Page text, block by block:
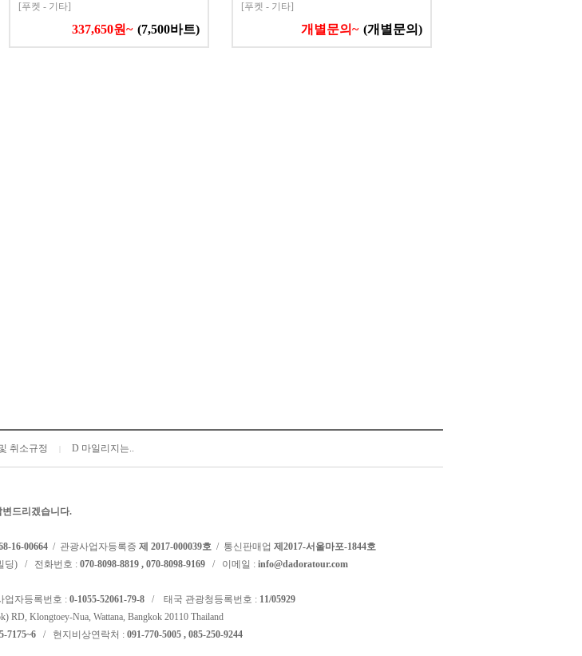
[푸켓 - 기타]
337,650원~ (7,500바트)
[푸켓 - 기타]
개별문의~ (개별문의)
취소규정 D 마일리지는..
드리겠습니다.
16-00664 / 관광사업자등록증 제 2017-000039호 / 통신판매업 제2017-서울마포-1844호
빌딩) / 전화번호 : 070-8098-8819 , 070-8098-9169 / 이메일 : info@dadoratour.com
자등록번호 : 0-1055-52061-79-8 / 태국 관광청등록번호 : 11/05929
RD, Klongtoey-Nua, Wattana, Bangkok 20110 Thailand
7175~6 / 현지비상연락처 : 091-770-5005 , 085-250-9244